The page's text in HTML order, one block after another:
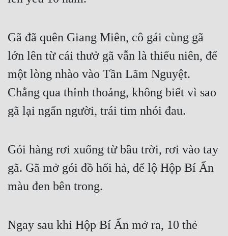
Đẹp Hiệp
Tính Cách Nhân Vật :
Cơ Trí
Sát Phạt Quyết Đoán
Điềm Đạm
Gã đã quên Giang Miên, cô gái cùng gã
lớn lên từ cái thưở gã vẫn là thiếu niên, để
một lòng nhào vào Tần Lãm Nguyệt.
Chẳng qua thỉnh thoảng, không biết vì sao
gã lại ngẩn người, trái tim nhói đau.
Gói hàng rơi xuống từ bầu trời, rơi vào tay
gã. Gã mở gói đồ hối hả, để lộ Hộp Bí Ẩn
màu đen bên trong.
Ngay sau khi Hộp Bí Ẩn mở ra, 10 thẻ